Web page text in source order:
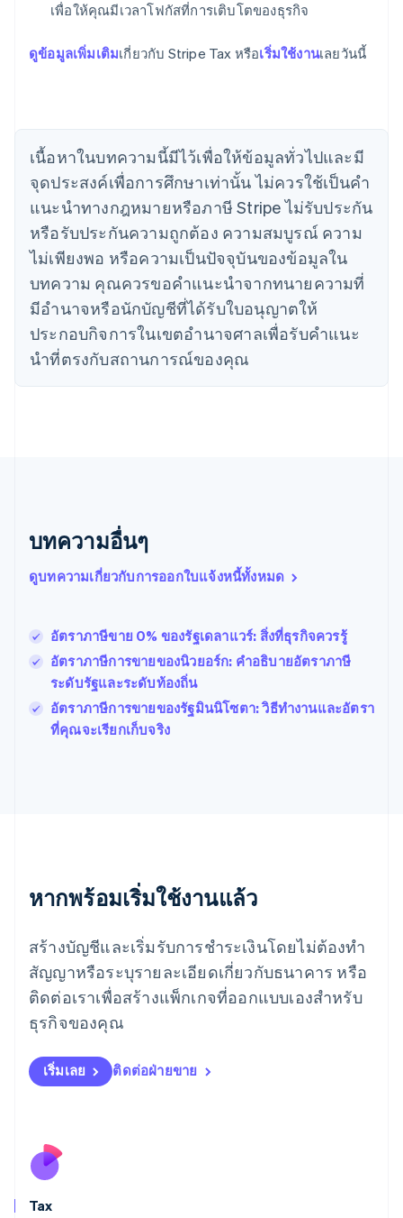
เพื่อให้คุณมีเวลาโฟกัสที่การเติบโตของธุรกิจ
ดูข้อมูลเพิ่มเติมเกี่ยวกับ Stripe Tax หรือเริ่มใช้งานเลยวันนี้
เนื้อหาในบทความนี้มีไว้เพื่อให้ข้อมูลทั่วไปและมี
จุดประสงค์เพื่อการศึกษาเท่านั้น ไม่ควรใช้เป็นคํา
แนะนําทางกฎหมายหรือภาษี Stripe ไม่รับประกัน
หรือรับประกันความถูกต้อง ความสมบูรณ์ ความ
ไม่เพียงพอ หรือความเป็นปัจจุบันของข้อมูลใน
บทความ คุณควรขอคําแนะนําจากทนายความที่
มีอํานาจหรือนักบัญชีที่ได้รับใบอนุญาตให้
ประกอบกิจการในเขตอํานาจศาลเพื่อรับคําแนะ
นําที่ตรงกับสถานการณ์ของคุณ
บทความอื่นๆ
ดูบทความเกี่ยวกับการออกใบแจ้งหนี้ทั้งหมด
อัตราภาษีขาย 0% ของรัฐเดลาแวร์: สิ่งที่ธุรกิจควรรู้
อัตราภาษีการขายของนิวยอร์ก: คำอธิบายอัตราภาษี
ระดับรัฐและระดับท้องถิ่น
อัตราภาษีการขายของรัฐมินนิโซตา: วิธีทำงานและอัตรา
ที่คุณจะเรียกเก็บจริง
หากพร้อมเริ่มใช้งานแล้ว
สร้างบัญชีและเริ่มรับการชำระเงินโดยไม่ต้องทำ
สัญญาหรือระบุรายละเอียดเกี่ยวกับธนาคาร หรือ
ติดต่อเราเพื่อสร้างแพ็กเกจที่ออกแบบเองสำหรับ
ธุรกิจของคุณ
เริ่มเลย ติดต่อฝ่ายขาย
Tax
กรีซ
แคนาดา
English
โครเอเชีย
EnglishItaliano
จีนแผ่นดินใหญ่
ไซปรัส
English
ญี่ปุ่น
日本語English
เดนมาร์ก
English
ไทย
ไทย English
นอร์เวย์
บัลแกเรีย
English
เบลเยียม
Português
โปแลนด์
English
ฝรั่งเศส
English
ฟินแลนด์
EnglishSvenska
เยอรมนี
โรมาเนีย
English
ลักเซมเบิร์ก
FrançaisDeutschEnglish
ลัตเวีย
English
Deutsch English
ลิทัวเนีย
สโลวาเกีย
English